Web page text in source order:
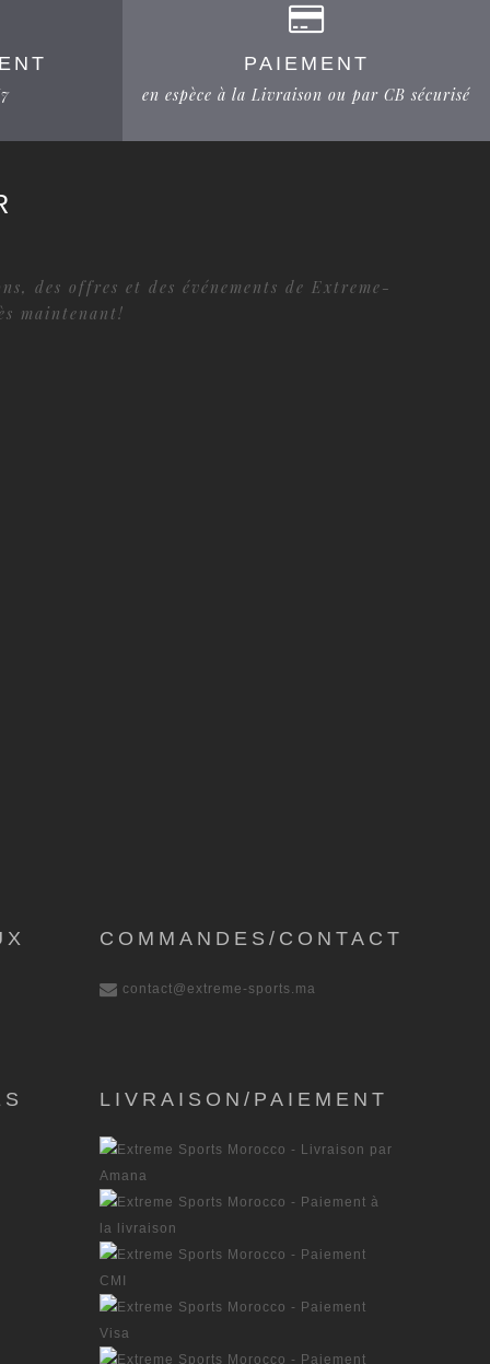
PAIEMENT
en espèce à la Livraison ou par CB sécurisé
des offres et des événements de Extreme-
maintenant!
COMMANDES/CONTACT
contact@extreme-sports.ma
LIVRAISON/PAIEMENT